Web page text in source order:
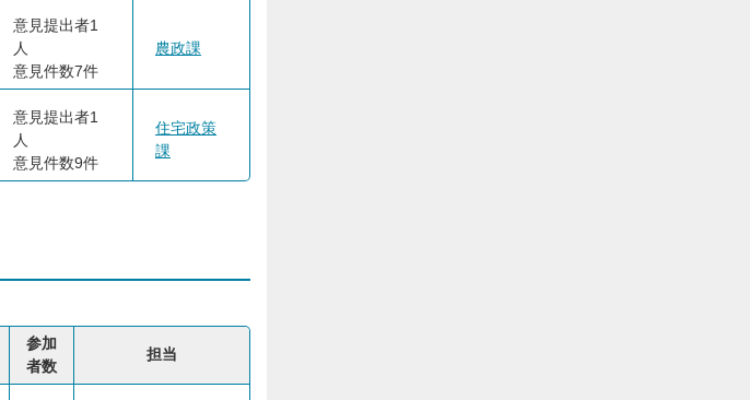
意見提出者1
人
意見件数7件
農政課
意見提出者1
人
意見件数9件
住宅政策
課
参加
者数
担当